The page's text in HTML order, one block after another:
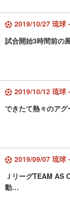
2019/10/27 琉球
試合開始3時間前の
2019/10/12 琉球
できたて熱々のアグ
2019/09/07 琉球
ＪリーグTEAM AS
動…